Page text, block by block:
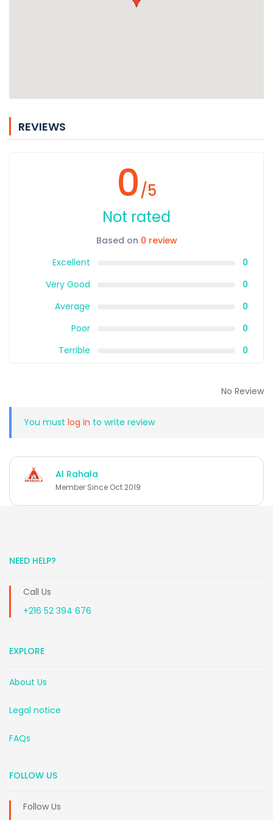
REVIEWS
0/5
Not rated
Based on 0 review
Excellent
0
Very Good
0
Average
0
Poor
0
Terrible
0
No Review
You must log in to write review
Al Rahala
Member Since Oct 2019
NEED HELP?
Call Us
+216 52 394 676
EXPLORE
About Us
Legal notice
FAQs
FOLLOW US
Follow Us